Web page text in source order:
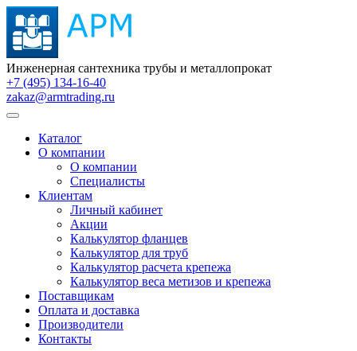
Инженерная сантехника трубы и металлопрокат
+7 (495) 134-16-40
zakaz@armtrading.ru
Каталог
О компании
О компании
Специалисты
Клиентам
Личный кабинет
Акции
Калькулятор фланцев
Калькулятор для труб
Калькулятор расчета крепежа
Калькулятор веса метизов и крепежа
Поставщикам
Оплата и доставка
Производители
Контакты